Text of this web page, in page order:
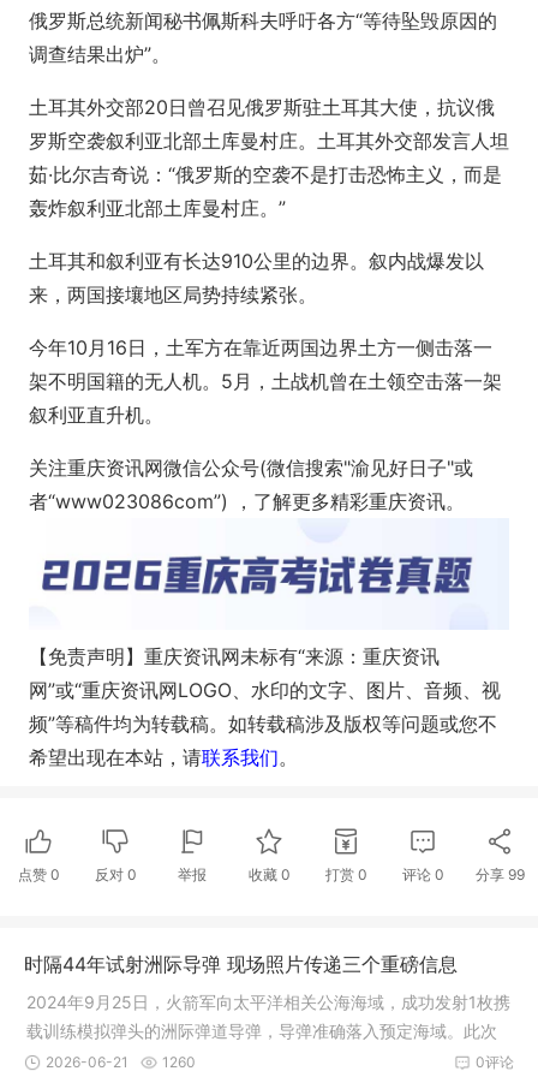
俄罗斯总统新闻秘书佩斯科夫呼吁各方“等待坠毁原因的
调查结果出炉”。
土耳其外交部20日曾召见俄罗斯驻土耳其大使，抗议俄
罗斯空袭叙利亚北部土库曼村庄。土耳其外交部发言人坦
茹·比尔吉奇说：“俄罗斯的空袭不是打击恐怖主义，而是
轰炸叙利亚北部土库曼村庄。”
土耳其和叙利亚有长达910公里的边界。叙内战爆发以
来，两国接壤地区局势持续紧张。
今年10月16日，土军方在靠近两国边界土方一侧击落一
架不明国籍的无人机。5月，土战机曾在土领空击落一架
叙利亚直升机。
关注重庆资讯网微信公众号(微信搜索"渝见好日子"或
者“www023086com”) ，了解更多精彩重庆资讯。
【免责声明】重庆资讯网未标有“来源：重庆资讯
网”或“重庆资讯网LOGO、水印的文字、图片、音频、视
频”等稿件均为转载稿。如转载稿涉及版权等问题或您不
希望出现在本站，请联系我们。
点赞 0 反对 0 举报 收藏 0 打赏 0 评论 0 分享 99
时隔44年试射洲际导弹 现场照片传递三个重磅信息
2024年9月25日，火箭军向太平洋相关公海海域，成功发射1枚携
载训练模拟弹头的洲际弹道导弹，导弹准确落入预定海域。此次
任务，是
0评论
2026-06-21 1260